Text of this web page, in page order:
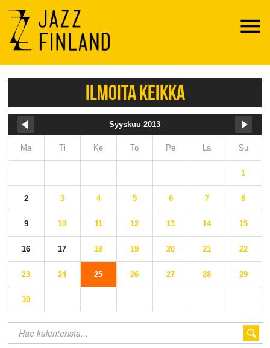
Menu
ILMOITA KEIKKA
Syyskuu 2013
Ma Ti Ke To Pe La Su
1
2 3 4 5 6 7 8
9 10 11 12 13 14 15
16 17 18 19 20 21 22
23 24 25 26 27 28 29
30